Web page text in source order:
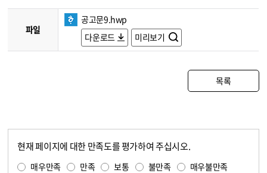
파일
공고문9.hwp
다운로드
미리보기
목록
현재 페이지에 대한 만족도를 평가하여 주십시오.
매우만족 만족 보통 불만족 매우불만족